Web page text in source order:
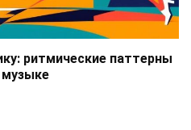
ритмические паттерны